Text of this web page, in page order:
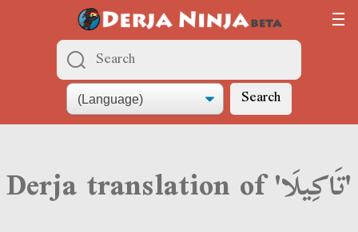
Search
Derja translation of 'تَاكِيلَا'